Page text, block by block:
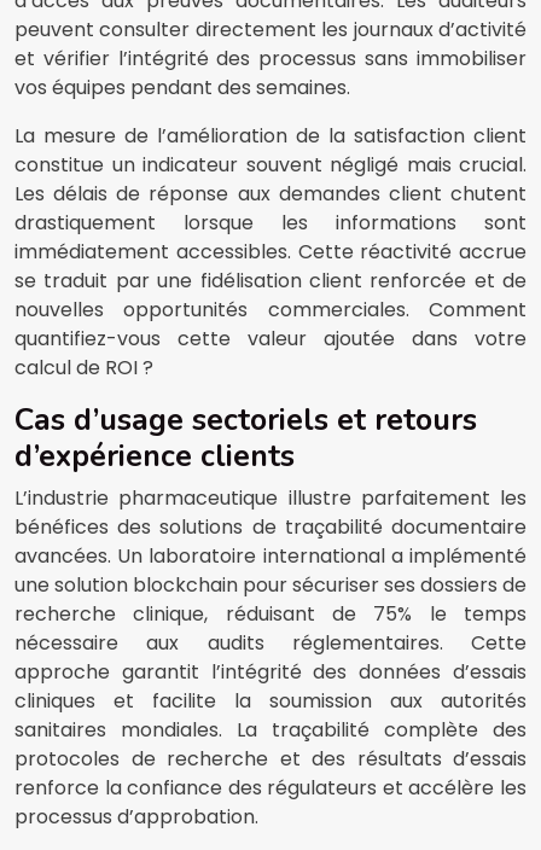
peuvent consulter directement les journaux d’activité
et vérifier l’intégrité des processus sans immobiliser
vos équipes pendant des semaines.
La mesure de l’amélioration de la satisfaction client
constitue un indicateur souvent négligé mais crucial.
Les délais de réponse aux demandes client chutent
drastiquement lorsque les informations sont
immédiatement accessibles. Cette réactivité accrue
se traduit par une fidélisation client renforcée et de
nouvelles opportunités commerciales. Comment
quantifiez-vous cette valeur ajoutée dans votre
calcul de ROI ?
Cas d’usage sectoriels et retours
d’expérience clients
L’industrie pharmaceutique illustre parfaitement les
bénéfices des solutions de traçabilité documentaire
avancées. Un laboratoire international a implémenté
une solution blockchain pour sécuriser ses dossiers de
recherche clinique, réduisant de 75% le temps
nécessaire aux audits réglementaires. Cette
approche garantit l’intégrité des données d’essais
cliniques et facilite la soumission aux autorités
sanitaires mondiales. La traçabilité complète des
protocoles de recherche et des résultats d’essais
renforce la confiance des régulateurs et accélère les
processus d’approbation.